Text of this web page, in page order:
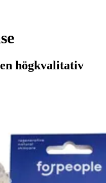
högkvalitativ